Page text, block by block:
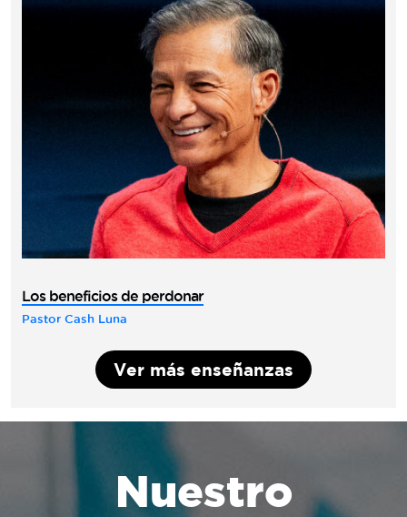
Los beneficios de perdonar
Pastor Cash Luna
Ver más enseñanzas
Nuestro